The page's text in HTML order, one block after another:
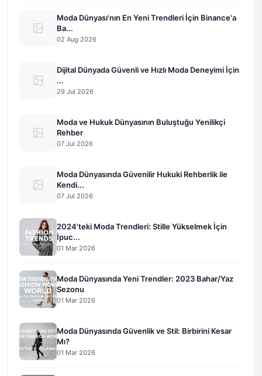
Moda Dünyası'nın En Yeni Trendleri İçin Binance'a
Ba...
02 Aug 2026
Dijital Dünyada Güvenli ve Hızlı Moda Deneyimi İçin
...
29 Jul 2026
Moda ve Hukuk Dünyasının Buluştuğu Yenilikçi
Rehber
07 Jul 2026
Moda Dünyasında Güvenilir Hukuki Rehberlik ile
Kendi...
07 Jul 2026
2024'teki Moda Trendleri: Stille Yükselmek İçin
İpuc...
01 Mar 2026
Moda Dünyasında Yeni Trendler: 2023 Bahar/Yaz
Sezonu
01 Mar 2026
Moda Dünyasında Güvenlik ve Stil: Birbirini Kesar
Mı?
01 Mar 2026